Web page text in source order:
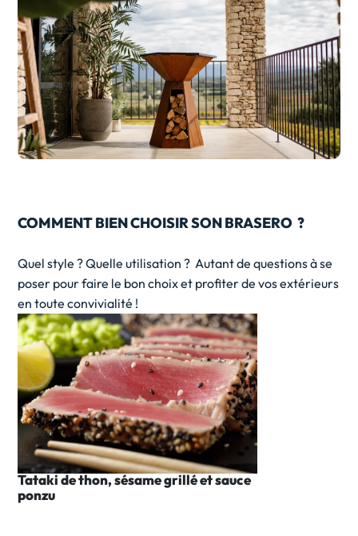
COMMENT BIEN CHOISIR SON BRASERO ?
Quel style ? Quelle utilisation ? Autant de questions à se
poser pour faire le bon choix et profiter de vos extérieurs
en toute convivialité !
Tataki de thon, sésame grillé et sauce
ponzu